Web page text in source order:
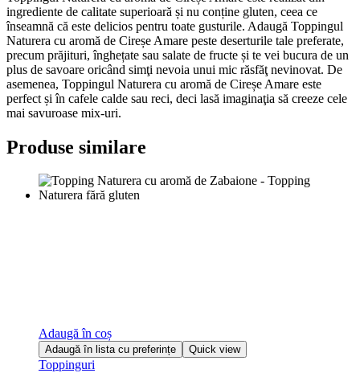
ingrediente de calitate superioară și nu conține gluten, ceea ce
înseamnă că este delicios pentru toate gusturile. Adaugă Toppingul
Naturera cu aromă de Cireșe Amare peste deserturile tale preferate,
precum prăjituri, înghețate sau salate de fructe și te vei bucura de un
plus de savoare oricând simţi nevoia unui mic răsfăţ nevinovat. De
asemenea, Toppingul Naturera cu aromă de Cireșe Amare este
perfect și în cafele calde sau reci, deci lasă imaginaţia să creeze cele
mai savuroase mix-uri.
Produse similare
Adaugă în coș
Adaugă în lista cu preferințe Quick view
Toppinguri